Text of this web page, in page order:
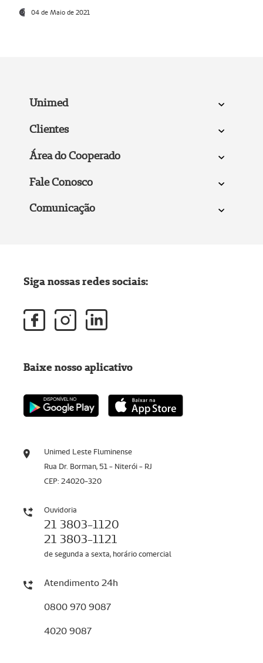
04 de Maio de 2021
Unimed
Clientes
Área do Cooperado
Fale Conosco
Comunicação
Unimed Leste Fluminense
Rua Dr. Borman, 51 - Niterói - RJ
CEP: 24020-320
Ouvidoria
21 3803-1120
21 3803-1121
de segunda a sexta, horário comercial
Atendimento 24h
0800 970 9087
4020 9087
Siga nossas redes sociais:
Baixe nosso aplicativo